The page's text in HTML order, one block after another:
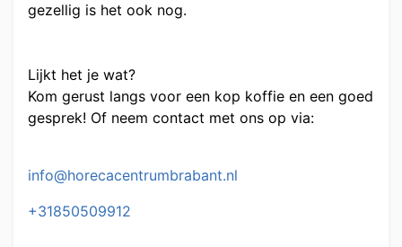
gezellig is het ook nog.
Lijkt het je wat?
Kom gerust langs voor een kop koffie en een goed
gesprek! Of neem contact met ons op via:
info@horecacentrumbrabant.nl
+31850509912